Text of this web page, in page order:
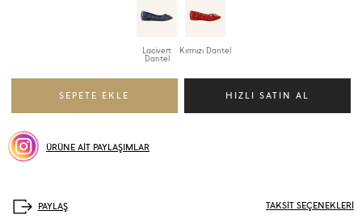
Lacivert
Dantel
Kırmızı Dantel
ÜRÜNE AİT PAYLAŞIMLAR
TAKSİT SEÇENEKLERİ